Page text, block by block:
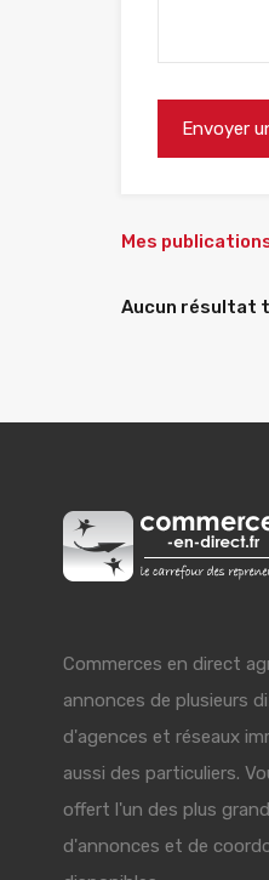
Mes
Aucun résultat
Commerces en direct
annonces de plusieurs
d'agences et réseaux
aussi des particuliers.
offert l'un des plus
d'annonces et de